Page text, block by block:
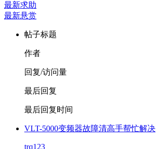
最新求助
最新悬赏
帖子标题
作者
回复/访问量
最后回复
最后回复时间
VLT-5000变频器故障清高手帮忙解决
trq123